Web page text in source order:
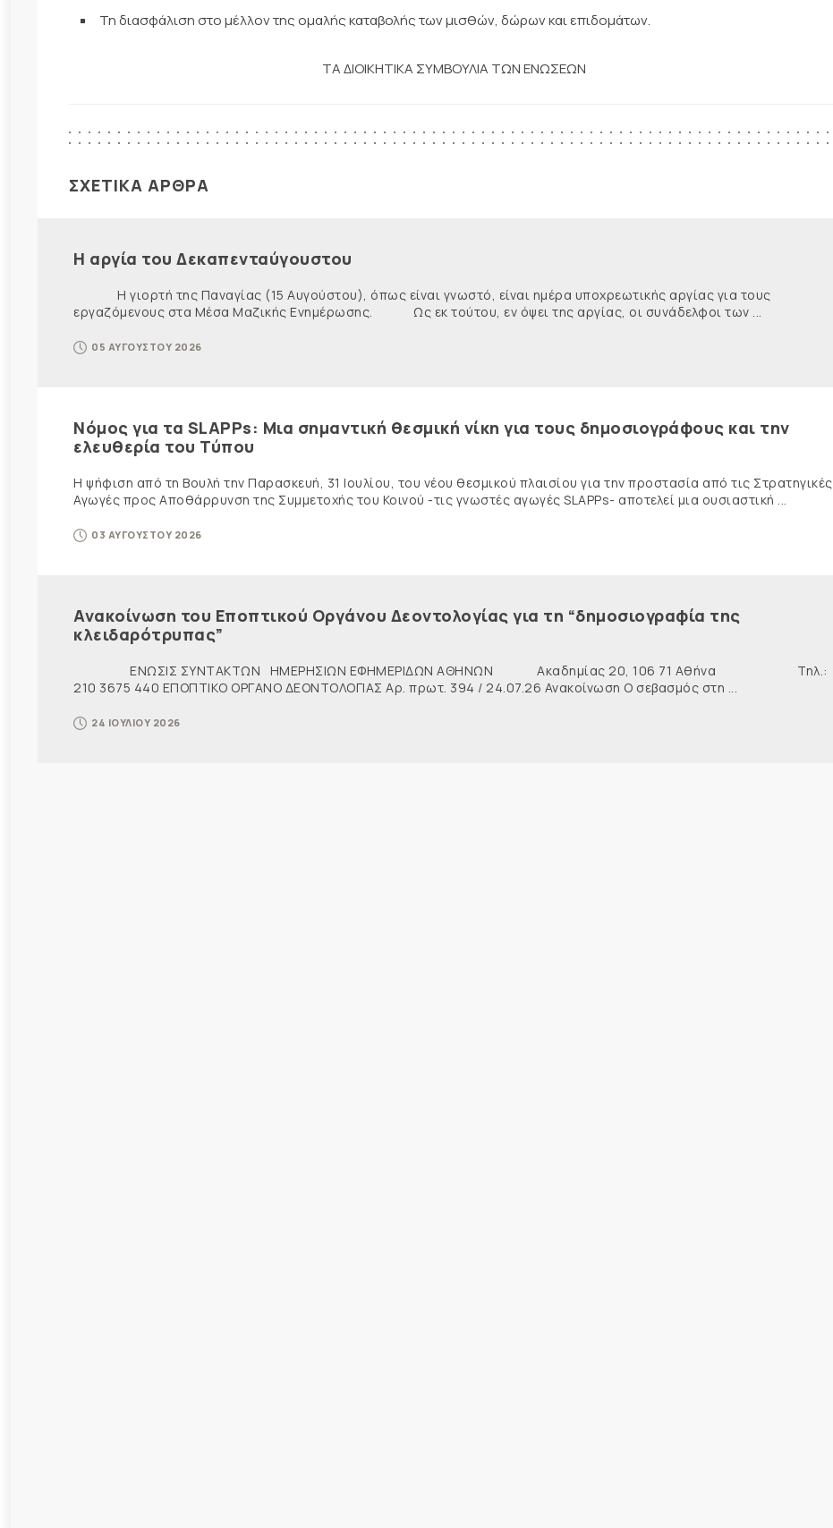
Τη διασφάλιση στο μέλλον της ομαλής καταβολής των μισθών, δώρων και επιδομάτων.
ΤΑ ΔΙΟΙΚΗΤΙΚΑ ΣΥΜΒΟΥΛΙΑ ΤΩΝ ΕΝΩΣΕΩΝ
ΣΧΕΤΙΚΑ ΑΡΘΡΑ
Η αργία του Δεκαπενταύγουστου
Η γιορτή της Παναγίας (15 Αυγούστου), όπως είναι γνωστό, είναι ημέρα υποχρεωτικής αργίας για τους
εργαζόμενους στα Μέσα Μαζικής Ενημέρωσης. Ως εκ τούτου, εν όψει της αργίας, οι συνάδελφοι των ...
05 ΑΥΓΟΥΣΤΟΥ 2026
Νόμος για τα SLAPPs: Μια σημαντική θεσμική νίκη για τους δημοσιογράφους και την
ελευθερία του Τύπου
Η ψήφιση από τη Βουλή την Παρασκευή, 31 Ιουλίου, του νέου θεσμικού πλαισίου για την προστασία από τις Στρατηγικές
Αγωγές προς Αποθάρρυνση της Συμμετοχής του Κοινού -τις γνωστές αγωγές SLAPPs- αποτελεί μια ουσιαστική ...
03 ΑΥΓΟΥΣΤΟΥ 2026
Ανακοίνωση του Εποπτικού Οργάνου Δεοντολογίας για τη “δημοσιογραφία της
κλειδαρότρυπας”
ΕΝΩΣΙΣ ΣΥΝΤΑΚΤΩΝ ΗΜΕΡΗΣΙΩΝ ΕΦΗΜΕΡΙΔΩΝ ΑΘΗΝΩΝ Ακαδημίας 20, 106 71 Αθήνα Τηλ.:
210 3675 440 ΕΠΟΠΤΙΚΟ ΟΡΓΑΝΟ ΔΕΟΝΤΟΛΟΓΙΑΣ Αρ. πρωτ. 394 / 24.07.26 Ανακοίνωση Ο σεβασμός στη ...
24 ΙΟΥΛΙΟΥ 2026